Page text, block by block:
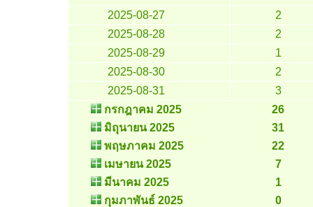
2025-08-27
2
2025-08-28
2
2025-08-29
1
2025-08-30
2
2025-08-31
3
กรกฎาคม 2025
26
มิถุนายน 2025
31
พฤษภาคม 2025
22
เมษายน 2025
7
มีนาคม 2025
1
กุมภาพันธ์ 2025
0